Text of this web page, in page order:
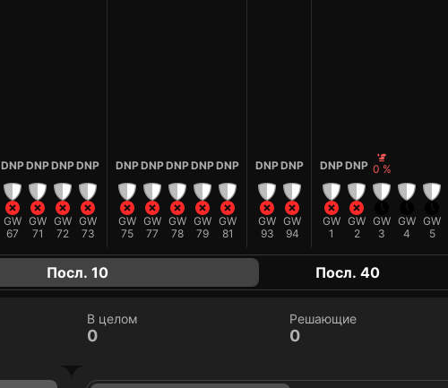
DNP
GW
67
DNP
GW
71
DNP
GW
72
DNP
GW
73
DNP
GW
75
DNP
GW
77
DNP
GW
78
DNP
GW
79
DNP
GW
81
DNP
GW
93
DNP
GW
94
DNP
GW
1
DNP
GW
2
F
0 %
GW
3
GW
4
GW
5
Посл. 10 Посл. 40
В целом
0
Решающие
0